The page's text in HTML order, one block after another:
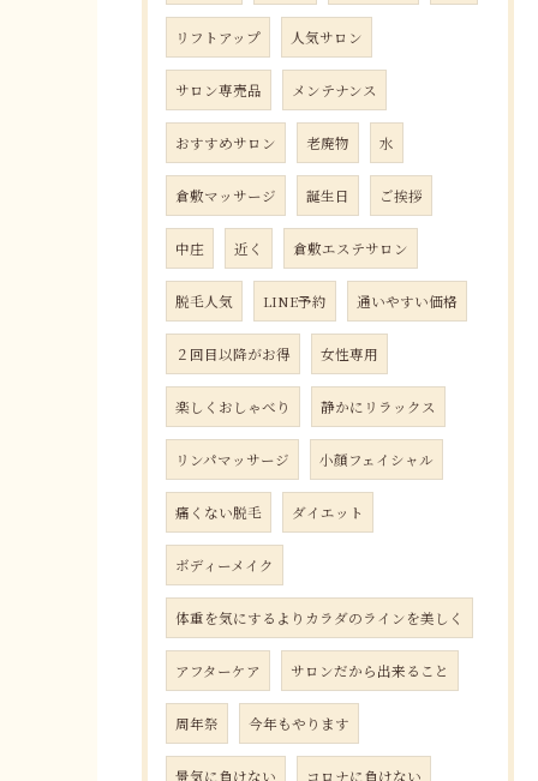
リフトアップ 人気サロン
サロン専売品 メンテナンス
おすすめサロン 老廃物 水
倉敷マッサージ 誕生日 ご挨拶
中庄 近く 倉敷エステサロン
脱毛人気 LINE予約 通いやすい価格
２回目以降がお得 女性専用
楽しくおしゃべり 静かにリラックス
リンパマッサージ 小顔フェイシャル
痛くない脱毛 ダイエット
ボディーメイク
体重を気にするよりカラダのラインを美しく
アフターケア サロンだから出来ること
周年祭 今年もやります
景気に負けない コロナに負けない